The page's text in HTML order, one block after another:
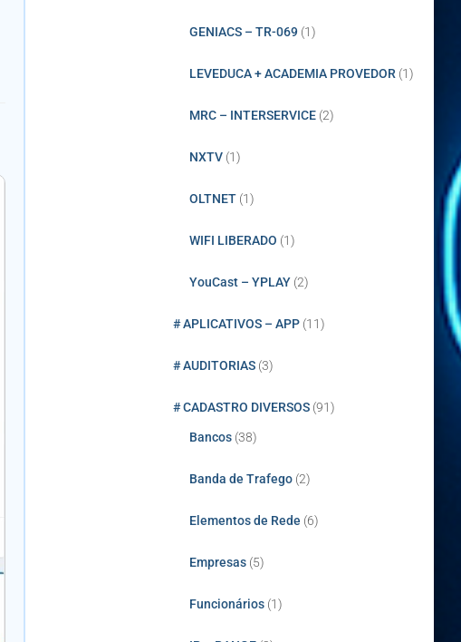
GENIACS – TR-069 (1)
LEVEDUCA + ACADEMIA PROVEDOR (1)
MRC – INTERSERVICE (2)
NXTV (1)
OLTNET (1)
WIFI LIBERADO (1)
YouCast – YPLAY (2)
# APLICATIVOS – APP (11)
# AUDITORIAS (3)
# CADASTRO DIVERSOS (91)
Bancos (38)
Banda de Trafego (2)
Elementos de Rede (6)
Empresas (5)
Funcionários (1)